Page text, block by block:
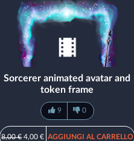
Sorcerer animated avatar and
token frame
9 0
8,00 €4,00 € AGGIUNGI AL CARRELLO